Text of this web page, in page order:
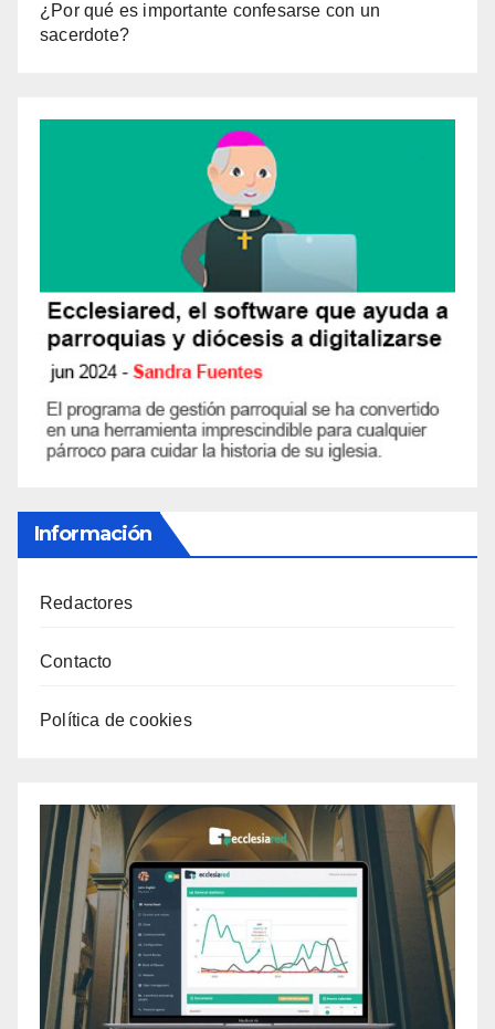
¿Por qué es importante confesarse con un
sacerdote?
Información
Redactores
Contacto
Política de cookies